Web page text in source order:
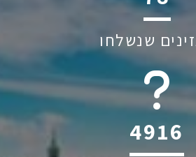
שנשלחו
6044